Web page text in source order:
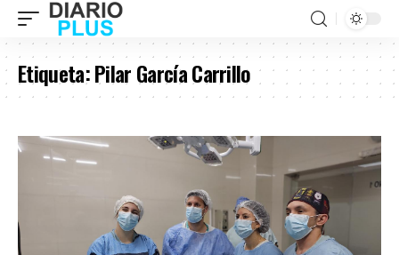
Etiqueta:Pilar García Carrillo